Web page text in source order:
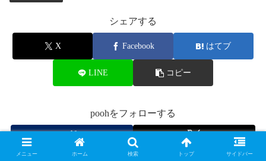
シェアする
X Facebook はてブ
LINE コピー
poohをフォローする
メニュー ホーム 検索 トップ サイドバー